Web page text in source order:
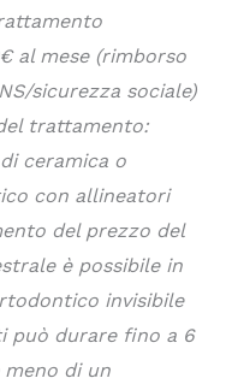
al mese (rimborso
sicurezza sociale)
trattamento:
ceramica o
con allineatori
del prezzo del
è possibile in
invisibile
può durare fino a 6
di un